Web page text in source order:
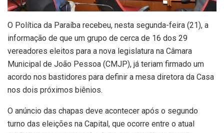
O Política da Paraíba recebeu, nesta segunda-feira (21), a
informação de que um grupo de cerca de 16 dos 29
vereadores eleitos para a nova legislatura na Câmara
Municipal de João Pessoa (CMJP), já teriam firmado um
acordo nos bastidores para definir a mesa diretora da Casa
nos dois próximos biênios.
O anúncio das chapas deve acontecer após o segundo
turno das eleições na Capital, que ocorre entre o atual